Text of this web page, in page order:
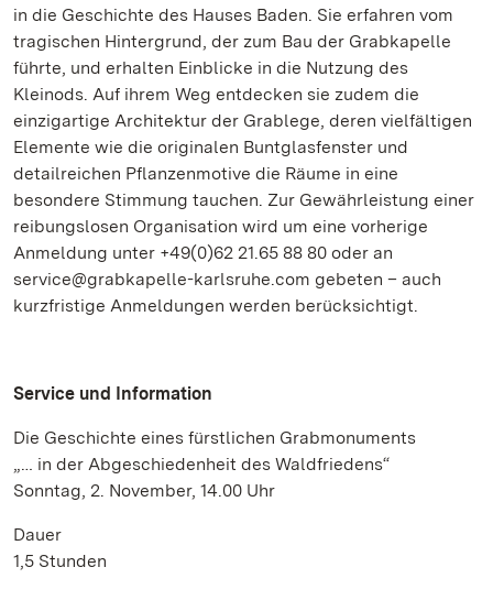
in die Geschichte des Hauses Baden. Sie erfahren vom
tragischen Hintergrund, der zum Bau der Grabkapelle
führte, und erhalten Einblicke in die Nutzung des
Kleinods. Auf ihrem Weg entdecken sie zudem die
einzigartige Architektur der Grablege, deren vielfältigen
Elemente wie die originalen Buntglasfenster und
detailreichen Pflanzenmotive die Räume in eine
besondere Stimmung tauchen. Zur Gewährleistung einer
reibungslosen Organisation wird um eine vorherige
Anmeldung unter +49(0)62 21.65 88 80 oder an
service@grabkapelle-karlsruhe.com gebeten – auch
kurzfristige Anmeldungen werden berücksichtigt.
Service und Information
Die Geschichte eines fürstlichen Grabmonuments
„… in der Abgeschiedenheit des Waldfriedens“
Sonntag, 2. November, 14.00 Uhr
Dauer
1,5 Stunden